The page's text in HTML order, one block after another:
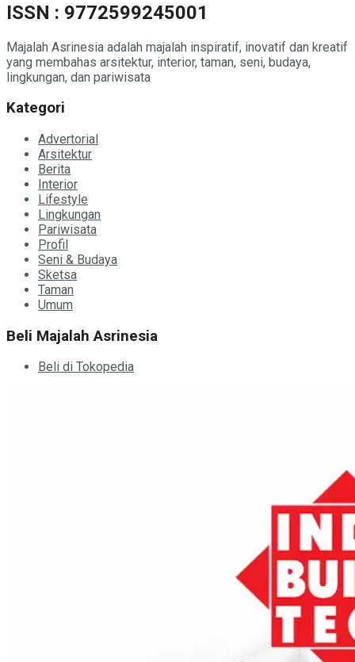
ISSN : 9772599245001
Majalah Asrinesia adalah majalah inspiratif, inovatif dan kreatif
yang membahas arsitektur, interior, taman, seni, budaya,
lingkungan, dan pariwisata
Kategori
Advertorial
Arsitektur
Berita
Interior
Lifestyle
Lingkungan
Pariwisata
Profil
Seni & Budaya
Sketsa
Taman
Umum
Beli Majalah Asrinesia
Beli di Tokopedia